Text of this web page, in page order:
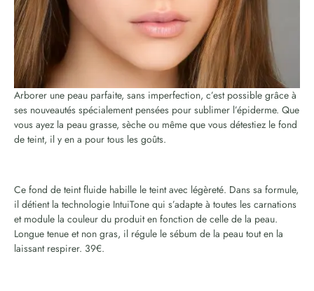
Arborer une peau parfaite, sans imperfection, c’est possible grâce à
ses nouveautés spécialement pensées pour sublimer l’épiderme. Que
vous ayez la peau grasse, sèche ou même que vous détestiez le fond
de teint, il y en a pour tous les goûts.
Ce fond de teint fluide habille le teint avec légèreté. Dans sa formule,
il détient la technologie IntuiTone qui s’adapte à toutes les carnations
et module la couleur du produit en fonction de celle de la peau.
Longue tenue et non gras, il régule le sébum de la peau tout en la
laissant respirer. 39€.